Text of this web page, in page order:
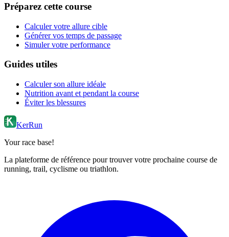
Préparez cette course
Calculer votre allure cible
Générer vos temps de passage
Simuler votre performance
Guides utiles
Calculer son allure idéale
Nutrition avant et pendant la course
Éviter les blessures
KerRun
Your race base!
La plateforme de référence pour trouver votre prochaine course de
running, trail, cyclisme ou triathlon.